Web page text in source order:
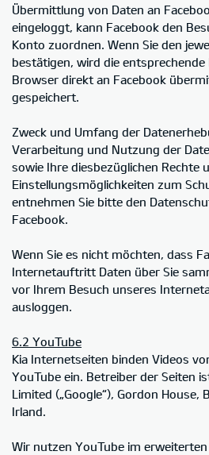
Übermittlung von Daten an
eingeloggt, kann Facebook den
Konto zuordnen. Wenn Sie den
bestätigen, wird die
Browser direkt an Facebook
gespeichert.
Zweck und Umfang der
Verarbeitung und Nutzung der
sowie Ihre diesbezüglichen Rechte
Einstellungsmöglichkeiten zum
entnehmen Sie bitte den
Facebook.
Wenn Sie es nicht möchten, dass
Internetauftritt Daten über Sie
vor Ihrem Besuch unseres
ausloggen.
6.2 YouTube
Kia Internetseiten binden Videos
YouTube ein. Betreiber der Seiten
Limited („Google“), Gordon House,
Irland.
Wir nutzen YouTube im